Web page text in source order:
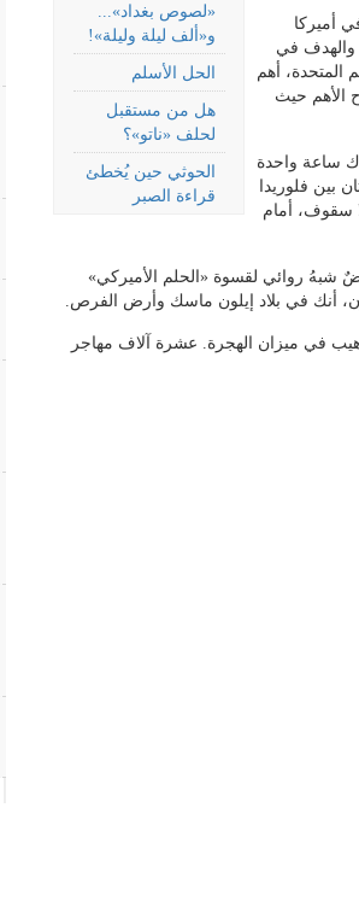
«لصوص بغداد»...
و«ألف ليلة وليلة»!
الحل الأسلم
هل من مستقبل
لحلف «ناتو»؟
الحوثي حين يُخطئ
قراءة الصبر
أميركا
والهدف في
المتحدة، أهم
الأهم حيث
ساعة واحدة
بين فلوريدا
سقوف، أمام
شبهُ روائي لقسوة «الحلم الأميركي»
أنك في بلاد إيلون ماسك وأرض الفرص.
في ميزان الهجرة. عشرة آلاف مهاجر